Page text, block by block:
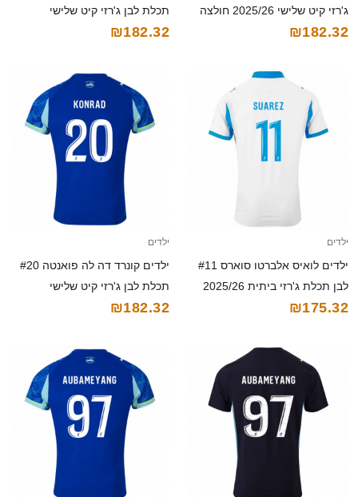
ג'רזי קיט שלישי 2025/26 חולצה
קצרה
₪182.32
תכלת לבן ג'רזי קיט שלישי
2025/26 חולצה קצרה
₪182.32
ילדים
ילדים לואיס אלברטו סוארס #11
לבן תכלת ג'רזי ביתית 2025/26
חולצה קצרה
₪175.32
ילדים
ילדים קונרד דה לה פואנטה #20
תכלת לבן ג'רזי קיט שלישי
2025/26 חולצה קצרה
₪182.32